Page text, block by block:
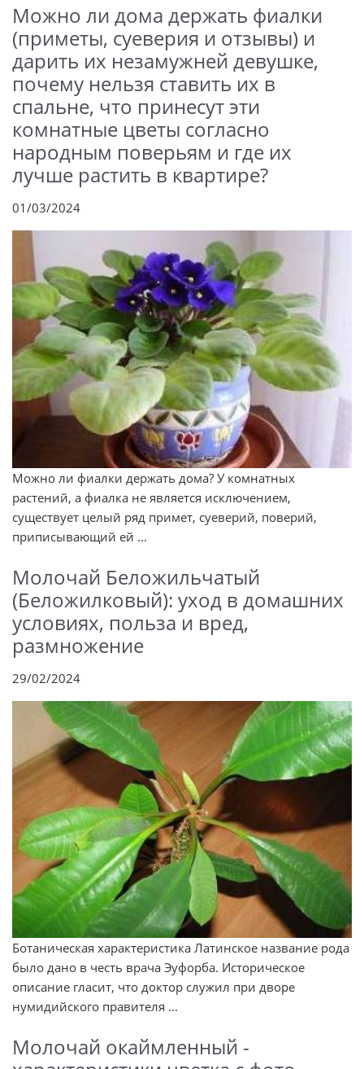
Можно ли дома держать фиалки
(приметы, суеверия и отзывы) и
дарить их незамужней девушке,
почему нельзя ставить их в
спальне, что принесут эти
комнатные цветы согласно
народным поверьям и где их
лучше растить в квартире?
01/03/2024
Можно ли фиалки держать дома? У комнатных
растений, а фиалка не является исключением,
существует целый ряд примет, суеверий, поверий,
приписывающий ей ...
Молочай Беложильчатый
(Беложилковый): уход в домашних
условиях, польза и вред,
размножение
29/02/2024
Ботаническая характеристика Латинское название рода
было дано в честь врача Эуфорба. Историческое
описание гласит, что доктор служил при дворе
нумидийского правителя ...
Молочай окаймленный -